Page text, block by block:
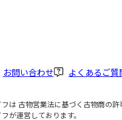
お問い合わせ よくあるご質
は 古物営業法に基づく古物商の
が運営しております。